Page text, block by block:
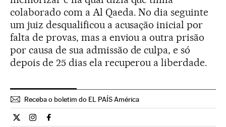
colaborado com a Al Qaeda. No dia seguinte
um juiz desqualificou a acusação inicial por
falta de provas, mas a enviou a outra prisão
por causa de sua admissão de culpa, e só
depois de 25 dias ela recuperou a liberdade.
Receba o boletim do EL PAÍS América
Internacional El País Brasil en Twitter
Internacional El País Brasil en Instagram
Internacional El País Brasil en Facebook